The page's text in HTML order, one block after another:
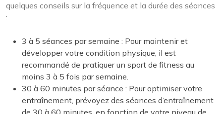
quelques conseils sur la fréquence et la durée des séances
:
3 à 5 séances par semaine : Pour maintenir et
développer votre condition physique, il est
recommandé de pratiquer un sport de fitness au
moins 3 à 5 fois par semaine.
30 à 60 minutes par séance : Pour optimiser votre
entraînement, prévoyez des séances d’entraînement
de 30 à 60 minutes, en fonction de votre niveau de